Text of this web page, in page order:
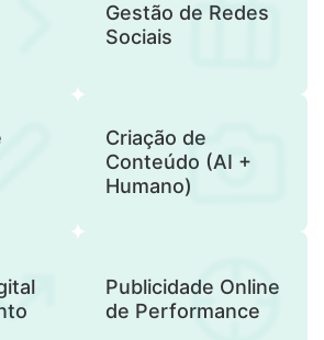
Gestão de Redes
Sociais
Criação de
Conteúdo (AI +
Humano)
Publicidade Online
de Performance